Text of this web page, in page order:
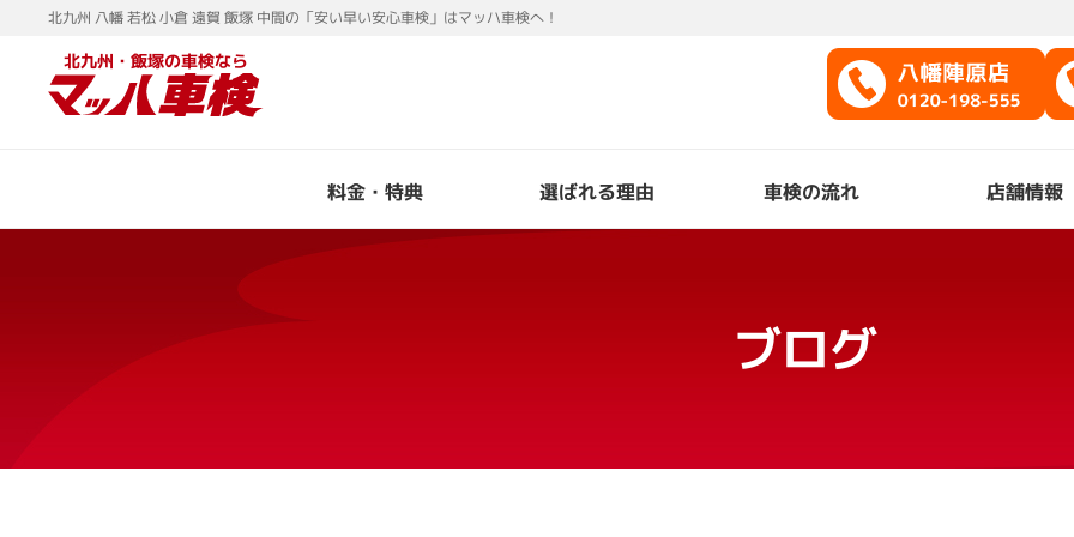
北九州 八幡 若松 小倉 遠賀 飯塚 中間の「安い早い安心車検」はマッハ車検へ！
北九州・飯塚の車検なら
料金・特典 選ばれる理由 車検の流れ 店舗情報
ブログ